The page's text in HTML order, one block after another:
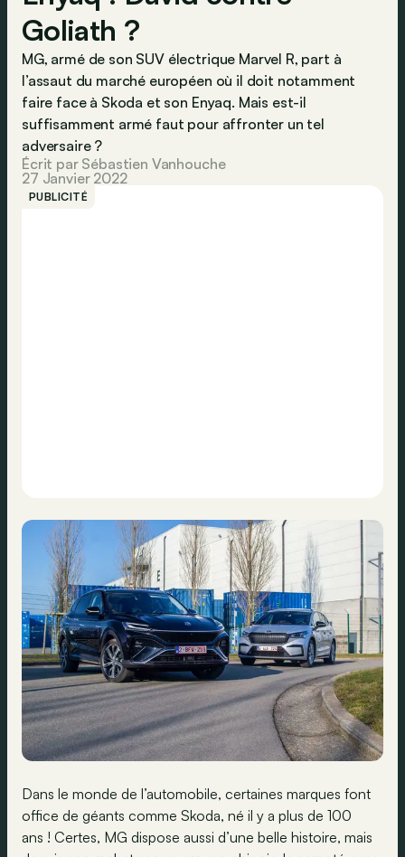
Goliath ?
MG, armé de son SUV électrique Marvel R, part à
l’assaut du marché européen où il doit notamment
faire face à Skoda et son Enyaq. Mais est-il
suffisamment armé faut pour affronter un tel
adversaire ?
Écrit par Sébastien Vanhouche
27 Janvier 2022
PUBLICITÉ
Dans le monde de l’automobile, certaines marques font
office de géants comme Skoda, né il y a plus de 100
ans ! Certes, MG dispose aussi d’une belle histoire, mais